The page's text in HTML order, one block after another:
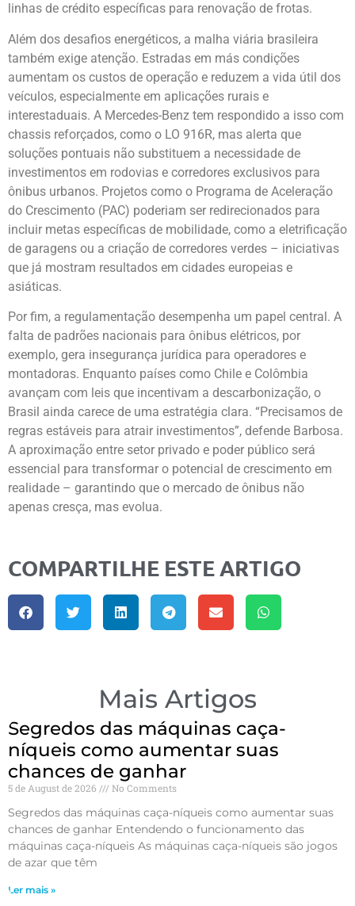
linhas de crédito específicas para renovação de frotas.
Além dos desafios energéticos, a malha viária brasileira
também exige atenção. Estradas em más condições
aumentam os custos de operação e reduzem a vida útil dos
veículos, especialmente em aplicações rurais e
interestaduais. A Mercedes-Benz tem respondido a isso com
chassis reforçados, como o LO 916R, mas alerta que
soluções pontuais não substituem a necessidade de
investimentos em rodovias e corredores exclusivos para
ônibus urbanos. Projetos como o Programa de Aceleração
do Crescimento (PAC) poderiam ser redirecionados para
incluir metas específicas de mobilidade, como a eletrificação
de garagens ou a criação de corredores verdes – iniciativas
que já mostram resultados em cidades europeias e
asiáticas.
Por fim, a regulamentação desempenha um papel central. A
falta de padrões nacionais para ônibus elétricos, por
exemplo, gera insegurança jurídica para operadores e
montadoras. Enquanto países como Chile e Colômbia
avançam com leis que incentivam a descarbonização, o
Brasil ainda carece de uma estratégia clara. “Precisamos de
regras estáveis para atrair investimentos”, defende Barbosa.
A aproximação entre setor privado e poder público será
essencial para transformar o potencial de crescimento em
realidade – garantindo que o mercado de ônibus não
apenas cresça, mas evolua.
COMPARTILHE ESTE ARTIGO
Mais Artigos
Segredos das máquinas caça-
níqueis como aumentar suas
chances de ganhar
5 de August de 2026 No Comments
Segredos das máquinas caça-níqueis como aumentar suas
chances de ganhar Entendendo o funcionamento das
máquinas caça-níqueis As máquinas caça-níqueis são jogos
de azar que têm
Ler mais »